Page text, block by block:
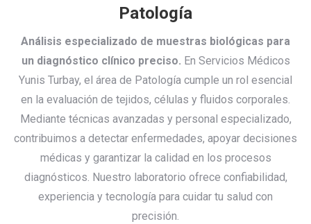
Patología
Análisis especializado de muestras biológicas para
un diagnóstico clínico preciso. En Servicios Médicos
Yunis Turbay, el área de Patología cumple un rol esencial
en la evaluación de tejidos, células y fluidos corporales.
Mediante técnicas avanzadas y personal especializado,
contribuimos a detectar enfermedades, apoyar decisiones
médicas y garantizar la calidad en los procesos
diagnósticos. Nuestro laboratorio ofrece confiabilidad,
experiencia y tecnología para cuidar tu salud con
precisión.